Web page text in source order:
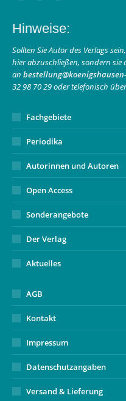
opens
in
new
window
opens
in
new
window
page
opens
in
new
window
Hinweise:
Sollten Sie Autor des Verlags
hier abzuschließen, sondern sie
an
32 98 70 29 oder telefonisch
Fachgebiete
Periodika
Autorinnen und Autoren
Open Access
Sonderangebote
Der Verlag
Aktuelles
AGB
Kontakt
Impressum
Datenschutzangaben
Versand & Lieferung